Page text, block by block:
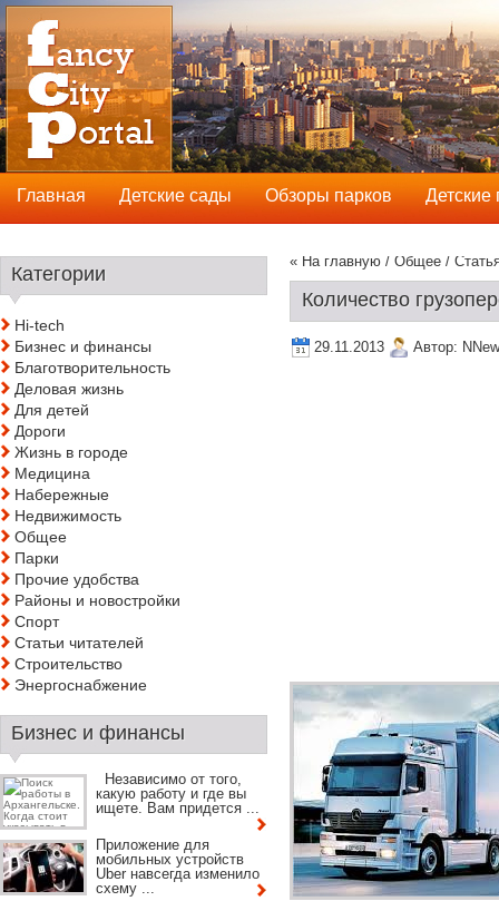
« На главную / Общее /
Количество
29.11.2013 Автор:
Категории
Hi-tech
Бизнес и финансы
Благотворительность
Деловая жизнь
Для детей
Дороги
Жизнь в городе
Медицина
Набережные
Недвижимость
Общее
Парки
Прочие удобства
Районы и новостройки
Спорт
Статьи читателей
Строительство
Энергоснабжение
Бизнес и финансы
Независимо от того,
какую работу и где вы
ищете. Вам придется ...
Приложение для
мобильных устройств
Uber навсегда изменило
схему ...
Главная Детские сады Обзоры парков Детские